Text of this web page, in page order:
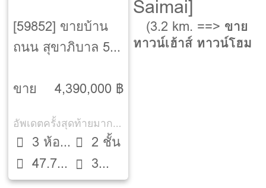
[59852] ขายบ้าน
ถนน สุขาภิบาล 5-
กรุงเทพ
ขาย 4,390,000 ฿
อัพเดตครั้งสุดท้ายมากกว่า 30 วัน
3 ห้อง
นอน47.75
2 ชั้น
3
Saimai]
(3.2 km. ==> ขาย
ทาวน์เฮ้าส์ ทาวน์โฮม